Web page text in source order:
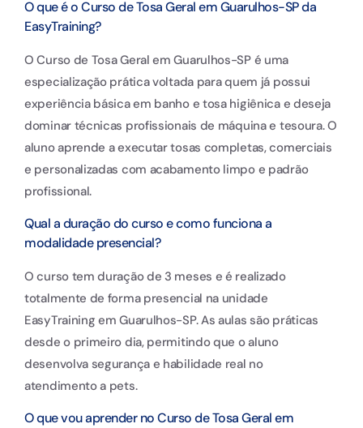
O que é o Curso de Tosa Geral em Guarulhos-SP da
EasyTraining?
O Curso de Tosa Geral em Guarulhos-SP é uma
especialização prática voltada para quem já possui
experiência básica em banho e tosa higiênica e deseja
dominar técnicas profissionais de máquina e tesoura. O
aluno aprende a executar tosas completas, comerciais
e personalizadas com acabamento limpo e padrão
profissional.
Qual a duração do curso e como funciona a
modalidade presencial?
O curso tem duração de 3 meses e é realizado
totalmente de forma presencial na unidade
EasyTraining em Guarulhos-SP. As aulas são práticas
desde o primeiro dia, permitindo que o aluno
desenvolva segurança e habilidade real no
atendimento a pets.
O que vou aprender no Curso de Tosa Geral em